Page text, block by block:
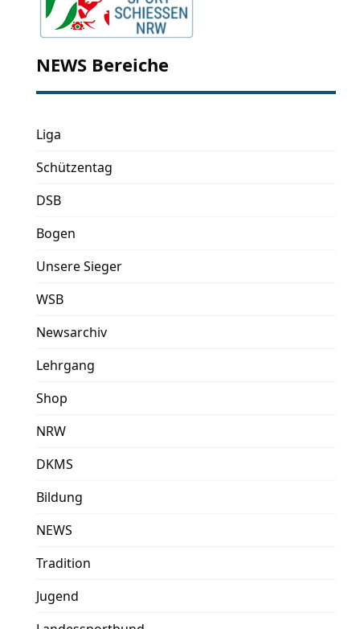
NEWS Bereiche
Liga
Schützentag
DSB
Bogen
Unsere Sieger
WSB
Newsarchiv
Lehrgang
Shop
NRW
DKMS
Bildung
NEWS
Tradition
Jugend